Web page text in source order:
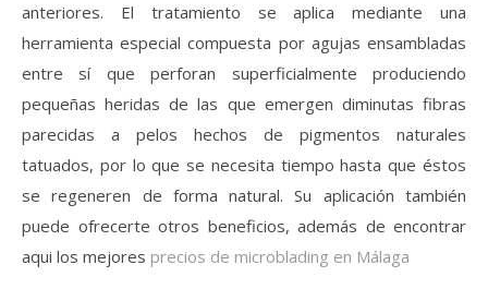
anteriores. El tratamiento se aplica mediante una
herramienta especial compuesta por agujas ensambladas
entre sí que perforan superficialmente produciendo
pequeñas heridas de las que emergen diminutas fibras
parecidas a pelos hechos de pigmentos naturales
tatuados, por lo que se necesita tiempo hasta que éstos
se regeneren de forma natural. Su aplicación también
puede ofrecerte otros beneficios, además de encontrar
aqui los mejores precios de microblading en Málaga